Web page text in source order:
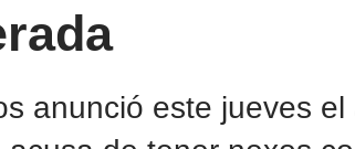
anunció este jueves